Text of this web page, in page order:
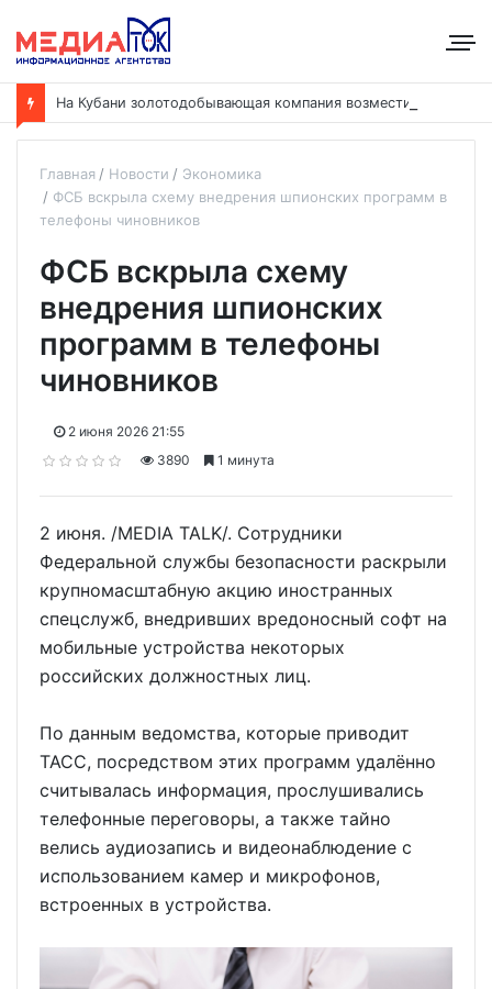
Главная Новости
Экономика
ФСБ вскрыла схему внедрения шпионских программ в
телефоны чиновников
ФСБ вскрыла схему
внедрения шпионских
программ в телефоны
чиновников
2 июня 2026 21:55
3890
1 минута
2 июня. /MEDIA TALK/. Сотрудники
Федеральной службы безопасности раскрыли
крупномасштабную акцию иностранных
спецслужб, внедривших вредоносный софт на
мобильные устройства некоторых
российских должностных лиц.
По данным ведомства, которые приводит
ТАСС, посредством этих программ удалённо
считывалась информация, прослушивались
телефонные переговоры, а также тайно
велись аудиозапись и видеонаблюдение с
использованием камер и микрофонов,
встроенных в устройства.